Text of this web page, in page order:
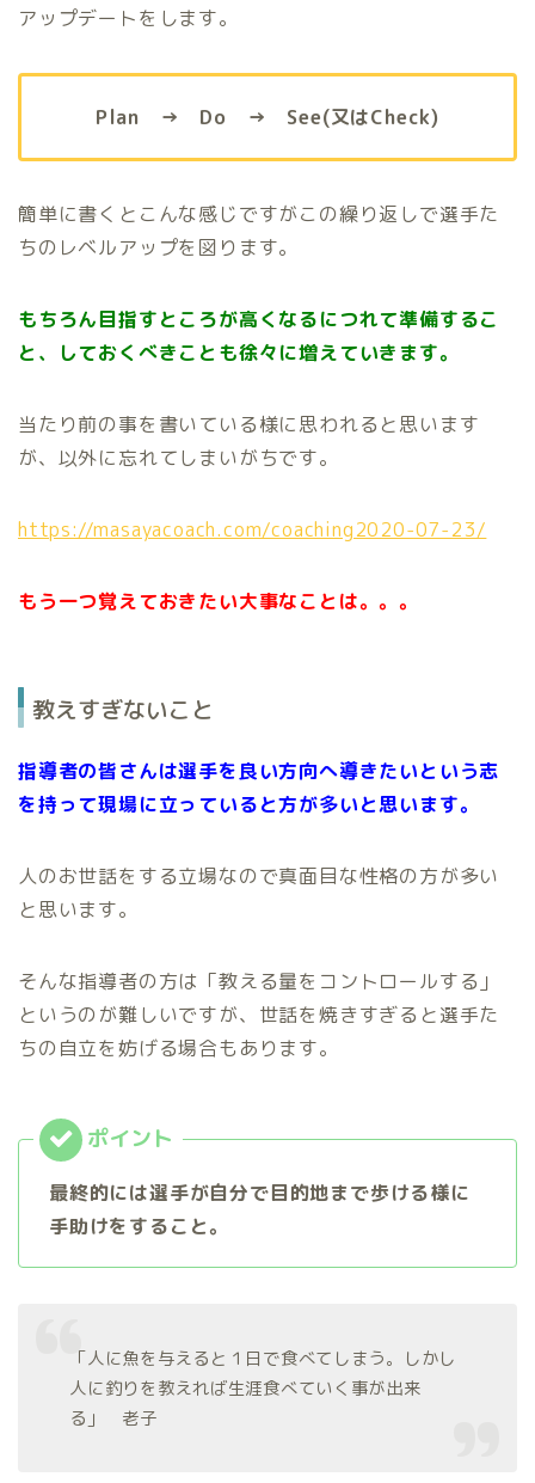
アップデートをします。
Plan → Do → See(又はCheck)
簡単に書くとこんな感じですがこの繰り返しで選手た
ちのレベルアップを図ります。
もちろん目指すところが高くなるにつれて準備するこ
と、しておくべきことも徐々に増えていきます。
当たり前の事を書いている様に思われると思います
が、以外に忘れてしまいがちです。
https://masayacoach.com/coaching2020-07-23/
もう一つ覚えておきたい大事なことは。。。
教えすぎないこと
指導者の皆さんは選手を良い方向へ導きたいという志
を持って現場に立っていると方が多いと思います。
人のお世話をする立場なので真面目な性格の方が多い
と思います。
そんな指導者の方は「教える量をコントロールする」
というのが難しいですが、世話を焼きすぎると選手た
ちの自立を妨げる場合もあります。
最終的には選手が自分で目的地まで歩ける様に
手助けをすること。
「人に魚を与えると１日で食べてしまう。しかし
人に釣りを教えれば生涯食べていく事が出来
る」 老子